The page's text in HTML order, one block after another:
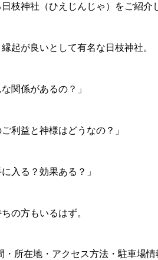
枝神社（ひえじんじゃ）をご紹介
起が良いとして有名な日枝神社。
関係があるの？」
利益と神様はどうなの？」
入る？効果ある？」
の方もいるはず。
・所在地・アクセス方法・駐車場情